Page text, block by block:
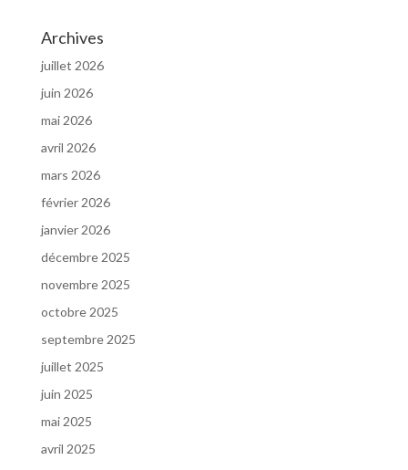
Archives
juillet 2026
juin 2026
mai 2026
avril 2026
mars 2026
février 2026
janvier 2026
décembre 2025
novembre 2025
octobre 2025
septembre 2025
juillet 2025
juin 2025
mai 2025
avril 2025